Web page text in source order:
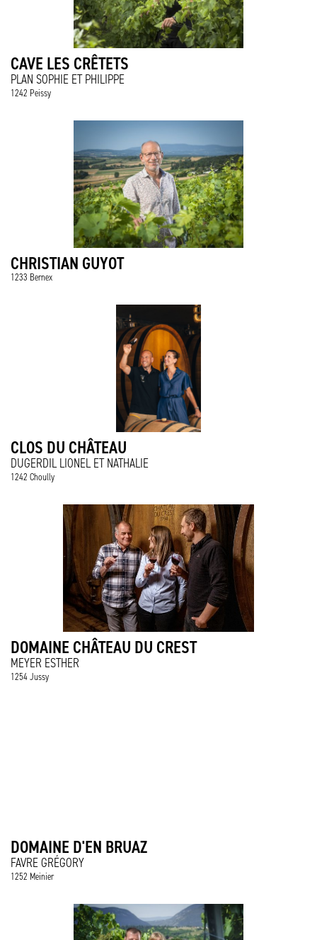
CAVE LES CRÊTETS
PLAN SOPHIE ET PHILIPPE
1242 Peissy
CHRISTIAN GUYOT
1233 Bernex
CLOS DU CHÂTEAU
DUGERDIL LIONEL ET NATHALIE
1242 Choully
DOMAINE CHÂTEAU DU CREST
MEYER ESTHER
1254 Jussy
DOMAINE D'EN BRUAZ
FAVRE GRÉGORY
1252 Meinier